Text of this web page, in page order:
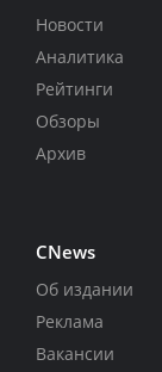
Новости
Аналитика
Рейтинги
Обзоры
Архив
CNews
Об издании
Реклама
Вакансии